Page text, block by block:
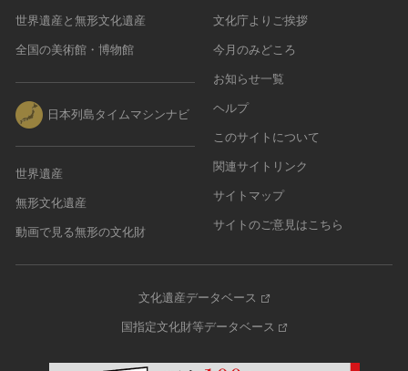
世界遺産と無形文化遺産
全国の美術館・博物館
日本列島タイムマシンナビ
世界遺産
無形文化遺産
動画で見る無形の文化財
文化庁よりご挨拶
今月のみどころ
お知らせ一覧
ヘルプ
このサイトについて
関連サイトリンク
サイトマップ
サイトのご意見はこちら
文化遺産データベース
国指定文化財等データベース